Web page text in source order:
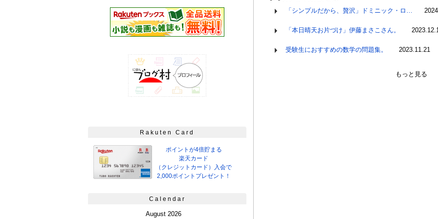
Rakuten Card
ポイントが4倍貯まる
楽天カード
（クレジットカード）入会で
2,000ポイントプレゼント！
Calendar
August 2026
「シンプルだから、贅沢」ドミニック・ロ…
「本日晴天お片づけ」伊藤まさこさん。
受験生におすすめの数学の問題集。 2023.11.21
もっと見る